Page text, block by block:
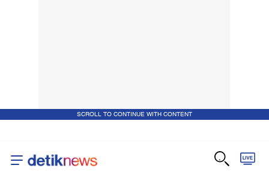
SCROLL TO CONTINUE WITH CONTENT